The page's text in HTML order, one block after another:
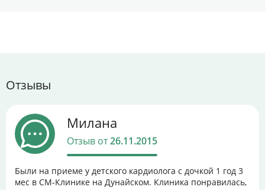
Отзывы
Милана
Отзыв от26.11.2015
Были на приеме у детского кардиолога с дочкой 1 год 3
мес в СМ-Клинике на Дунайском. Клиника понравилась,